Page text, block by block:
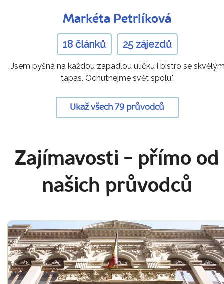
Markéta Petrlíková
18 článků 25 zájezdů
„Jsem pyšná na každou zapadlou uličku i bistro se
tapas. Ochutnejme svět spolu."
Ukaž všech 79 průvodců
Zajímavosti - přímo od
našich průvodců